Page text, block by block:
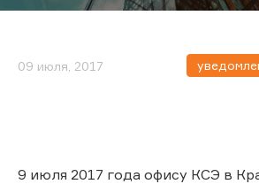
09 июля, 2017
9 июля 2017 года офису КСЭ в